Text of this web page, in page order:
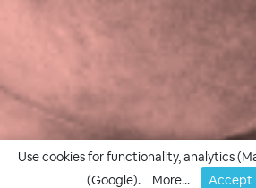
Use cookies for functionality, analytics
(Google).
More... Accept